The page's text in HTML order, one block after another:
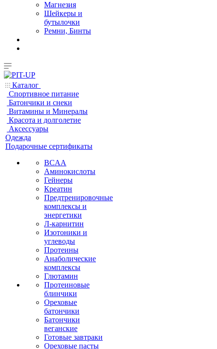
Магнезия
Шейкеры и
бутылочки
Ремни, Бинты
Каталог
Спортивное питание
Батончики и снеки
Витамины и Минералы
Красота и долголетие
Аксессуары
Одежда
Подарочные сертификаты
BCAA
Аминокислоты
Гейнеры
Креатин
Предтренировочные
комплексы и
энергетики
Л-карнитин
Изотоники и
углеводы
Протеины
Анаболические
комплексы
Глютамин
Протеиновые
блинчики
Ореховые
батончики
Батончики
веганские
Готовые завтраки
Ореховые пасты